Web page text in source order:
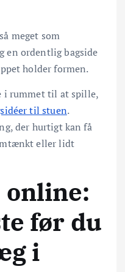
meget som
en ordentlig bagside
holder formen.
i rummet til at spille,
til stuen.
der hurtigt kan få
eller lidt
før du
i